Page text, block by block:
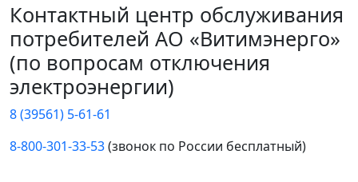
Контактный центр обслуживания
потребителей АО «Витимэнерго»
(по вопросам отключения
электроэнергии)
8 (39561) 5-61-61
8-800-301-33-53(звонок по России бесплатный)